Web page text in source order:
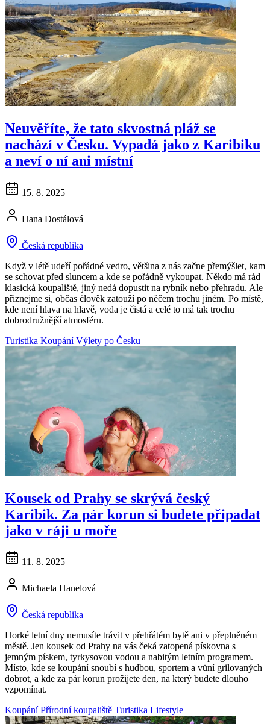
Neuvěříte, že tato skvostná pláž se
nachází v Česku. Vypadá jako z Karibiku
a neví o ní ani místní
15. 8. 2025
Hana Dostálová
Česká republika
Když v létě udeří pořádné vedro, většina z nás začne přemýšlet, kam
se schovat před sluncem a kde se pořádně vykoupat. Někdo má rád
klasická koupaliště, jiný nedá dopustit na rybník nebo přehradu. Ale
přiznejme si, občas člověk zatouží po něčem trochu jiném. Po místě,
kde není hlava na hlavě, voda je čistá a celé to má tak trochu
dobrodružnější atmosféru.
Turistika Koupání Výlety po Česku
Kousek od Prahy se skrývá český
Karibik. Za pár korun si budete připadat
jako v ráji u moře
11. 8. 2025
Michaela Hanelová
Česká republika
Horké letní dny nemusíte trávit v přehřátém bytě ani v přeplněném
městě. Jen kousek od Prahy na vás čeká zatopená pískovna s
jemným pískem, tyrkysovou vodou a nabitým letním programem.
Místo, kde se koupání snoubí s hudbou, sportem a vůní grilovaných
dobrot, a kde za pár korun prožijete den, na který budete dlouho
vzpomínat.
Koupání Přírodní koupaliště Turistika Lifestyle